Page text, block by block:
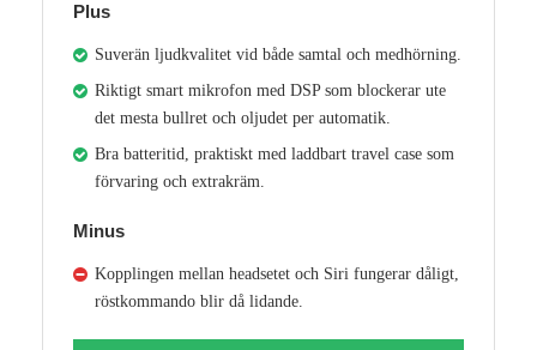
Plus
Suverän ljudkvalitet vid både samtal och medhörning.
Riktigt smart mikrofon med DSP som blockerar ute
det mesta bullret och oljudet per automatik.
Bra batteritid, praktiskt med laddbart travel case som
förvaring och extrakräm.
Minus
Kopplingen mellan headsetet och Siri fungerar dåligt,
röstkommando blir då lidande.